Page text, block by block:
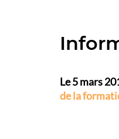
Le 5 mars
de la